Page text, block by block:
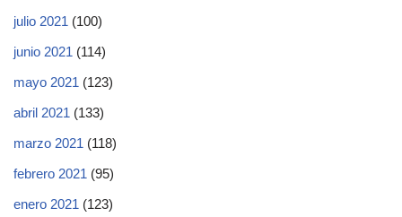
julio 2021 (100)
junio 2021 (114)
mayo 2021 (123)
abril 2021 (133)
marzo 2021 (118)
febrero 2021 (95)
enero 2021 (123)